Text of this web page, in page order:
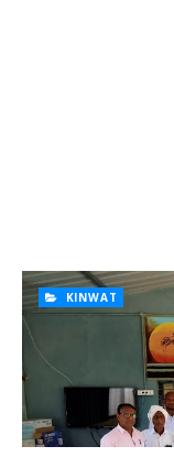
KINWAT